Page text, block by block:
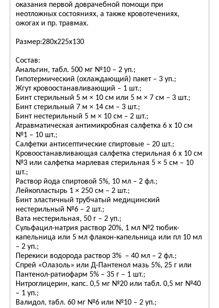
оказания первой доврачебной помощи при
неотложных состояниях, а также кровотечениях,
ожогах и пр. травмах.
Размер:280х225х130
Состав:
Анальгин, табл. 500 мг №10 – 2 уп.;
Гипотермический (охлаждающий) пакет – 3 уп.;
Жгут кровоостанавливающий – 1 шт.;
Бинт стерильный 5 м × 10 см или 5 м × 7 см – 3 шт.;
Бинт стерильный 7 м × 14 см – 3 шт.;
Бинт нестерильный 5 м × 10 см – 2 шт.;
Атравматическая антимикробная салфетка 6 x 10 см
№1 – 10 шт.;
Салфетки антисептические спиртовые – 20 шт.;
Кровоостанавливающая салфетка стерильная 6 x 10 см
№3 или салфетка марлевая стерильная 5 × 5 см – 10
шт.;
Раствор йода спиртовой 5%, 10 мл – 2 фл.;
Лейкопластырь 1 × 250 см – 2 шт.;
Бинт эластичный трубчатый медицинский
нестерильный №6 – 2 шт.;
Вата нестерильная, 50 г – 2 уп.;
Сульфацил-натрия раствор 20%, 1 мл №2 тюбик-
капельница или 5 мл флакон-капельница или пл 10 мл
– 2 уп.;
Перекиси водорода раствор 3% – 40 мл – 2 фл.;
Спрей «Олазоль» или Д-Пантенол мазь 5%, 25 г или
Пантенол-ратиофарм 5% – 35 г – 1 шт.;
Нитроглицерин, капс. 0,5 мг №20 или табл. 0,5 мг №40
– 1 уп.;
Валидол, табл. 60 мг №6 или №10 – 2 уп.;